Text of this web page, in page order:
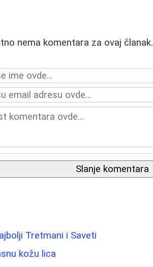
nema komentara za ovaj članak.
Slanje komentara
Tretmani i Saveti
kožu lica